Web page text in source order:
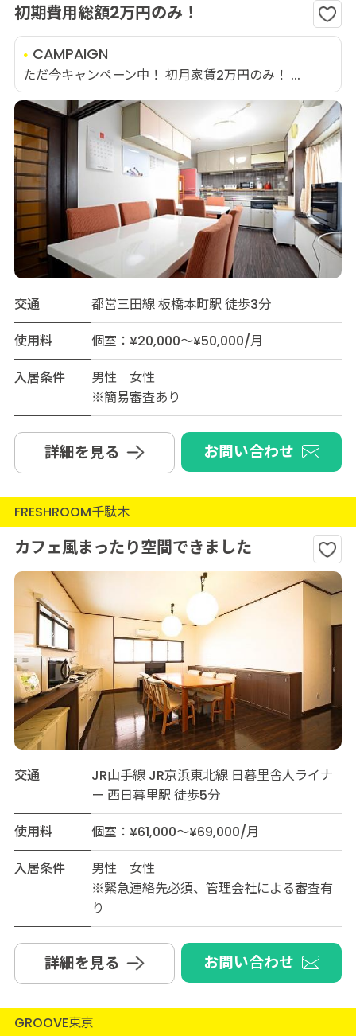
初期費用総額2万円のみ！
CAMPAIGN
ただ今キャンペーン中！ 初月家賃2万円のみ！ ...
交通
都営三田線 板橋本町駅 徒歩3分
使用料
個室：¥20,000～¥50,000/月
入居条件
男性 女性
※簡易審査あり
詳細を見る お問い合わせ
FRESHROOM千駄木
カフェ風まったり空間できました
交通
JR山手線 JR京浜東北線 日暮里舎人ライナ
ー 西日暮里駅 徒歩5分
使用料
個室：¥61,000～¥69,000/月
入居条件
男性 女性
※緊急連絡先必須、管理会社による審査有
り
詳細を見る お問い合わせ
GROOVE東京